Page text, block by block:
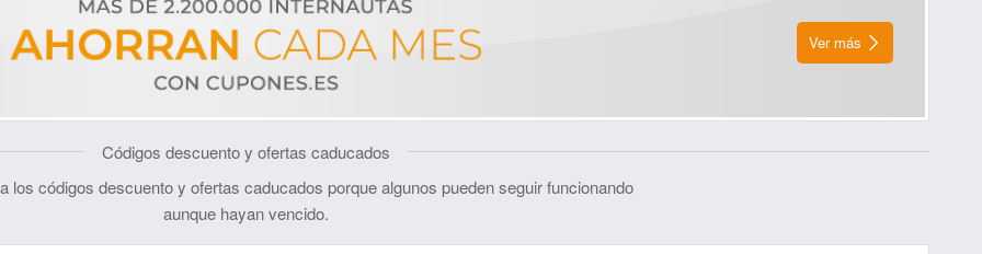
Ver más
Códigos descuento y ofertas caducados
los códigos descuento y ofertas caducados porque algunos pueden seguir funcionando
aunque hayan vencido.